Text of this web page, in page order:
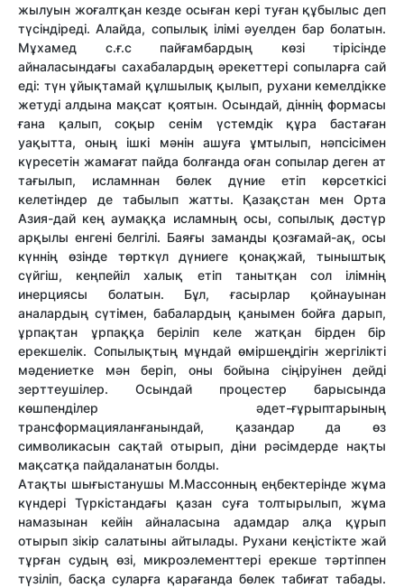
жылуын жоғалтқан кезде осыған кері туған құбылыс деп
түсіндіреді. Алайда, сопылық ілімі әуелден бар болатын.
Мұхамед с.ғ.с пайғамбардың көзі тірісінде
айналасындағы сахабалардың әрекеттері сопыларға сай
еді: түн ұйықтамай құлшылық қылып, рухани кемелдікке
жетуді алдына мақсат қоятын. Осындай, діннің формасы
ғана қалып, соқыр сенім үстемдік құра бастаған
уақытта, оның ішкі мәнін ашуға ұмтылып, нәпсісімен
күресетін жамағат пайда болғанда оған сопылар деген ат
тағылып, исламннан бөлек дүние етіп көрсеткісі
келетіндер де табылып жатты. Қазақстан мен Орта
Азия-дай кең аумаққа исламның осы, сопылық дәстүр
арқылы енгені белгілі. Баяғы заманды қозғамай-ақ, осы
күннің өзінде төрткүл дүниеге қонақжай, тыныштық
сүйгіш, кеңпейіл халық етіп танытқан сол ілімнің
инерциясы болатын. Бұл, ғасырлар қойнауынан
аналардың сүтімен, бабалардың қанымен бойға дарып,
ұрпақтан ұрпаққа беріліп келе жатқан бірден бір
ерекшелік. Сопылықтың мұндай өміршеңдігін жергілікті
мәдениетке мән беріп, оны бойына сіңіруінен дейді
зерттеушілер. Осындай процестер барысында
көшпенділер әдет-ғұрыптарының
трансформацияланғанындай, қазандар да өз
символикасын сақтай отырып, діни рәсімдерде нақты
мақсатқа пайдаланатын болды.
Атақты шығыстанушы М.Массонның еңбектерінде жұма
күндері Түркістандағы қазан суға толтырылып, жұма
намазынан кейін айналасына адамдар алқа құрып
отырып зікір салатыны айтылады. Рухани кеңістікте жай
тұрған судың өзі, микроэлементтері ерекше тәртіппен
түзіліп, басқа суларға қарағанда бөлек табиғат табады.